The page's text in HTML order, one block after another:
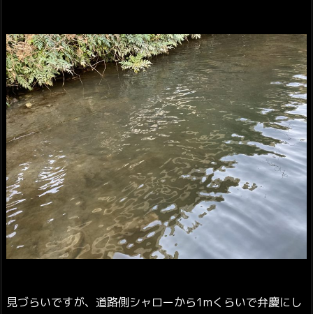
見づらいですが、道路側シャローから1mくらいで弁慶にし